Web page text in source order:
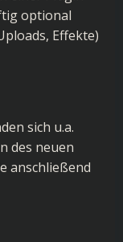
optional
Effekte)
sich u.a.
des neuen
anschließend